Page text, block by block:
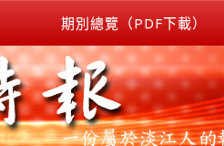
期別總覽（PDF下載）